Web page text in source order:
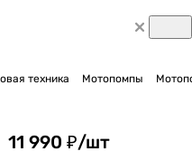
техника Мотопомпы
11 990 ₽/шт